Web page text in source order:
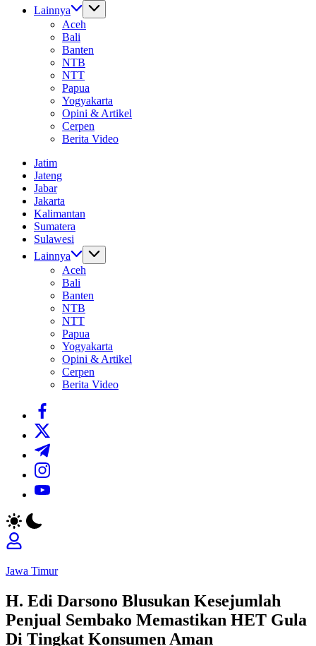
Lainnya
Aceh
Bali
Banten
NTB
NTT
Papua
Yogyakarta
Opini & Artikel
Cerpen
Berita Video
Jatim
Jateng
Jabar
Jakarta
Kalimantan
Sumatera
Sulawesi
Lainnya
Aceh
Bali
Banten
NTB
NTT
Papua
Yogyakarta
Opini & Artikel
Cerpen
Berita Video
https://www.facebook.com/
https://twitter.com/
https://t.me/
https://www.instagram.com/
https://youtube.com/
Jawa Timur
H. Edi Darsono Blusukan Kesejumlah
Penjual Sembako Memastikan HET Gula
Di Tingkat Konsumen Aman